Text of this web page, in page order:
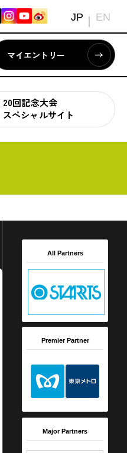
JP EN
マイエントリー
20回記念大会
スペシャルサイト
All Partners
Premier Partner
Major Partners